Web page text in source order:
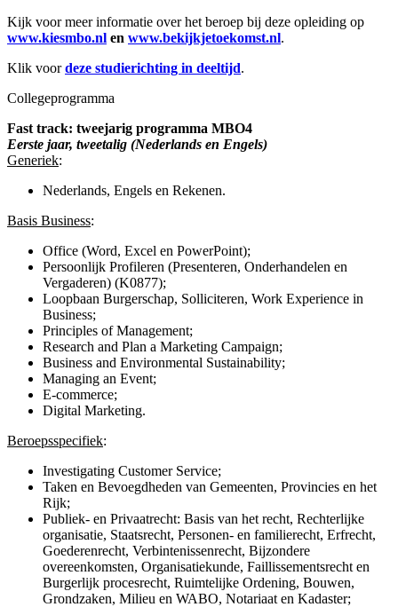
Kijk voor meer informatie over het beroep bij deze opleiding op
www.kiesmbo.nl en www.bekijkjetoekomst.nl.
Klik voordeze studierichting in deeltijd.
Collegeprogramma
Fast track: tweejarig programma MBO4
Eerste jaar, tweetalig (Nederlands en Engels)
Generiek:
Nederlands, Engels en Rekenen.
Basis Business:
Office (Word, Excel en PowerPoint);
Persoonlijk Profileren (Presenteren, Onderhandelen en
Vergaderen) (K0877);
Loopbaan Burgerschap, Solliciteren, Work Experience in
Business;
Principles of Management;
Research and Plan a Marketing Campaign;
Business and Environmental Sustainability;
Managing an Event;
E-commerce;
Digital Marketing.
Beroepsspecifiek:
Investigating Customer Service;
Taken en Bevoegdheden van Gemeenten, Provincies en het
Rijk;
Publiek- en Privaatrecht: Basis van het recht, Rechterlijke
organisatie, Staatsrecht, Personen- en familierecht, Erfrecht,
Goederenrecht, Verbintenissenrecht, Bijzondere
overeenkomsten, Organisatiekunde, Faillissementsrecht en
Burgerlijk procesrecht, Ruimtelijke Ordening, Bouwen,
Grondzaken, Milieu en WABO, Notariaat en Kadaster;